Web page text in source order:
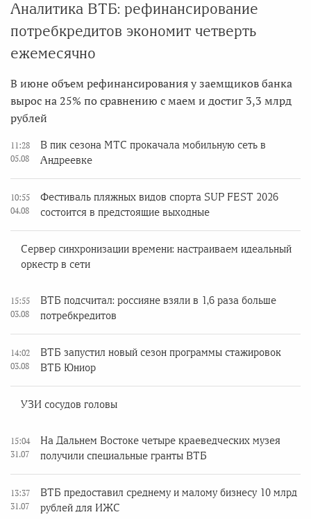
Аналитика ВТБ: рефинансирование
потребкредитов экономит четверть
ежемесячно
В июне объем рефинансирования у заемщиков банка
вырос на 25% по сравнению с маем и достиг 3,3 млрд
рублей
11:28
05.08
В пик сезона МТС прокачала мобильную сеть в
Андреевке
10:55
04.08
Фестиваль пляжных видов спорта SUP FEST 2026
состоится в предстоящие выходные
Сервер синхронизации времени: настраиваем идеальный
оркестр в сети
15:55
03.08
ВТБ подсчитал: россияне взяли в 1,6 раза больше
потребкредитов
14:02
03.08
ВТБ запустил новый сезон программы стажировок
ВТБ Юниор
УЗИ сосудов головы
15:04
31.07
На Дальнем Востоке четыре краеведческих музея
получили специальные гранты ВТБ
13:37
31.07
ВТБ предоставил среднему и малому бизнесу 10 млрд
рублей для ИЖС